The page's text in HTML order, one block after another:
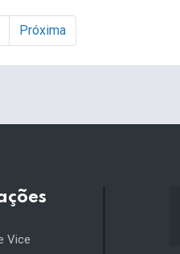
Próxima
Vice